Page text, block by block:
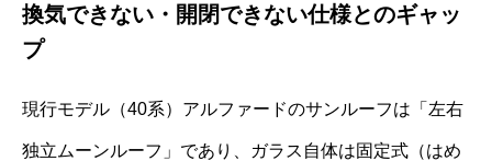
換気できない・開閉できない仕様とのギャッ
プ
現行モデル（40系）アルファードのサンルーフは「左右
独立ムーンルーフ」であり、ガラス自体は固定式（はめ